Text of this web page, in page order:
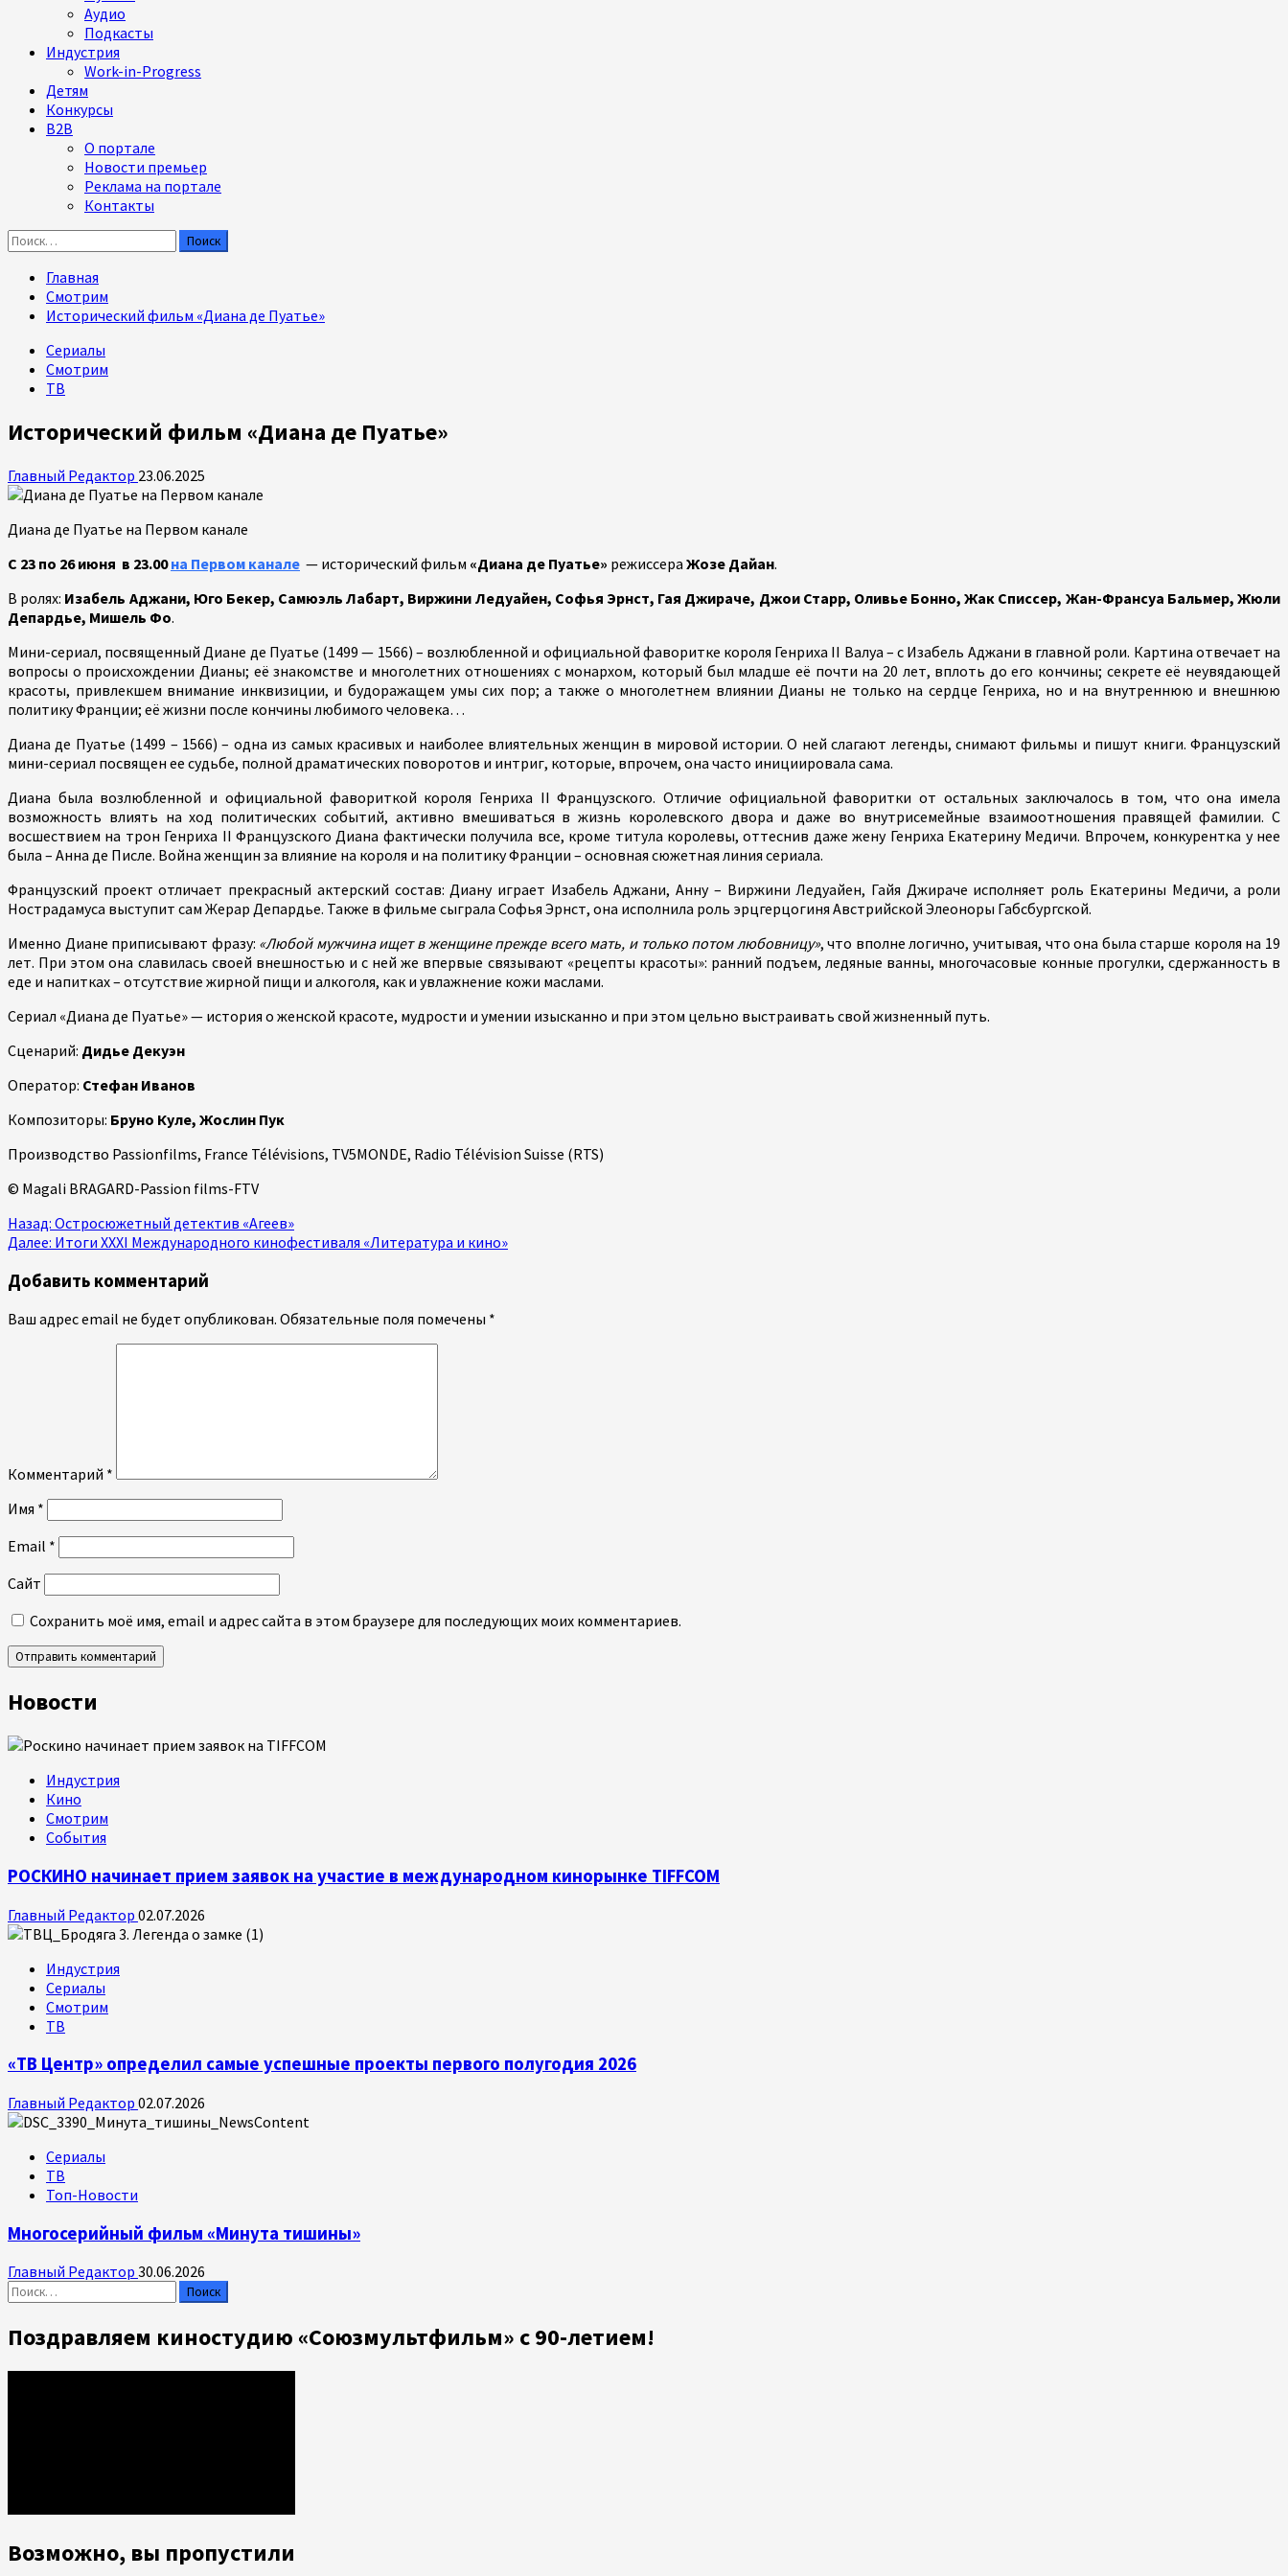
Аудио
Подкасты
Индустрия
Work-in-Progress
Детям
Конкурсы
B2B
О портале
Новости премьер
Реклама на портале
Контакты
Найти:
Главная
Смотрим
Исторический фильм «Диана де Пуатье»
Сериалы
Смотрим
ТВ
Исторический фильм «Диана де Пуатье»
Главный Редактор 23.06.2025
Диана де Пуатье на Первом канале
С 23 по 26 июня в 23.00 на Первом канале — исторический фильм «Диана де Пуатье» режиссера Жозе Дайан.
В ролях: Изабель Аджани, Юго Бекер, Самюэль Лабарт, Виржини Ледуайен, Софья Эрнст, Гая Джираче, Джои Старр, Оливье Бонно, Жак Списсер, Жан-Франсуа Бальмер, Жюли
Депардье, Мишель Фо.
Мини-сериал, посвященный Диане де Пуатье (1499 — 1566) – возлюбленной и официальной фаворитке короля Генриха II Валуа – c Изабель Аджани в главной роли. Картина отвечает на
вопросы о происхождении Дианы; её знакомстве и многолетних отношениях с монархом, который был младше её почти на 20 лет, вплоть до его кончины; секрете её неувядающей
красоты, привлекшем внимание инквизиции, и будоражащем умы сих пор; а также о многолетнем влиянии Дианы не только на сердце Генриха, но и на внутреннюю и внешнюю
политику Франции; её жизни после кончины любимого человека…
Диана де Пуатье (1499 – 1566) – одна из самых красивых и наиболее влиятельных женщин в мировой истории. О ней слагают легенды, снимают фильмы и пишут книги. Французский
мини-сериал посвящен ее судьбе, полной драматических поворотов и интриг, которые, впрочем, она часто инициировала сама.
Диана была возлюбленной и официальной фавориткой короля Генриха II Французского. Отличие официальной фаворитки от остальных заключалось в том, что она имела
возможность влиять на ход политических событий, активно вмешиваться в жизнь королевского двора и даже во внутрисемейные взаимоотношения правящей фамилии. С
восшествием на трон Генриха II Французского Диана фактически получила все, кроме титула королевы, оттеснив даже жену Генриха Екатерину Медичи. Впрочем, конкурентка у нее
была – Анна де Писле. Война женщин за влияние на короля и на политику Франции – основная сюжетная линия сериала.
Французский проект отличает прекрасный актерский состав: Диану играет Изабель Аджани, Анну – Виржини Ледуайен, Гайя Джираче исполняет роль Екатерины Медичи, а роли
Нострадамуса выступит сам Жерар Депардье. Также в фильме сыграла Софья Эрнст, она исполнила роль эрцгерцогиня Австрийской Элеоноры Габсбургской.
Именно Диане приписывают фразу: «Любой мужчина ищет в женщине прежде всего мать, и только потом любовницу», что вполне логично, учитывая, что она была старше короля на 19
лет. При этом она славилась своей внешностью и с ней же впервые связывают «рецепты красоты»: ранний подъем, ледяные ванны, многочасовые конные прогулки, сдержанность в
еде и напитках – отсутствие жирной пищи и алкоголя, как и увлажнение кожи маслами.
Сериал «Диана де Пуатье» — история о женской красоте, мудрости и умении изысканно и при этом цельно выстраивать свой жизненный путь.
Сценарий: Дидье Декуэн
Оператор: Стефан Иванов
Композиторы: Бруно Куле, Жослин Пук
Производство Passionfilms, France Télévisions, TV5MONDE, Radio Télévision Suisse (RTS)
© Magali BRAGARD-Passion films-FTV
Продолжить
чтение
Назад: Остросюжетный детектив «Агеев»
Далее: Итоги XХXI Международного кинофестиваля «Литература и кино»
Добавить комментарий
Ваш адрес email не будет опубликован. Обязательные поля помечены *
Комментарий *
Имя *
Email *
Сайт
Сохранить моё имя, email и адрес сайта в этом браузере для последующих моих комментариев.
Новости
Индустрия
Кино
Смотрим
События
РОСКИНО начинает прием заявок на участие в международном кинорынке TIFFCOM
Главный Редактор 02.07.2026
Индустрия
Сериалы
Смотрим
ТВ
«ТВ Центр» определил самые успешные проекты первого полугодия 2026
Главный Редактор 02.07.2026
Сериалы
ТВ
Топ-Новости
Многосерийный фильм «Минута тишины»
Главный Редактор 30.06.2026
Найти:
Поздравляем киностудию «Союзмультфильм» с 90-летием!
Возможно, вы пропустили